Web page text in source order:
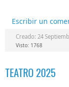
Escribir un
Creado: 24
Visto: 1768
TEATRO 2025